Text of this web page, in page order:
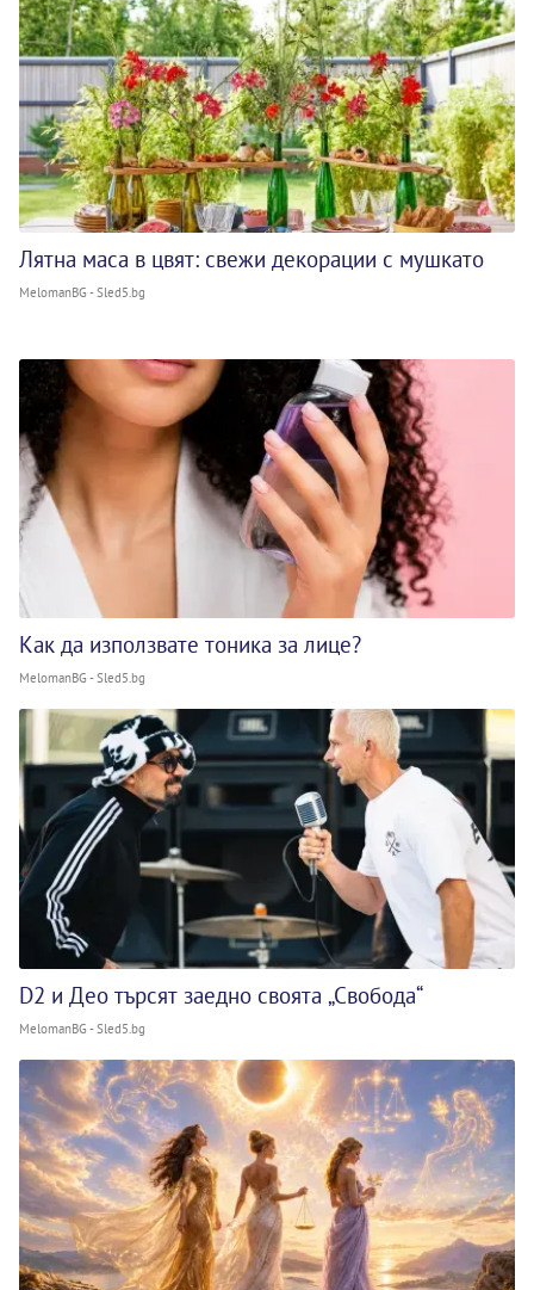
Лятна маса в цвят: свежи декорации с мушкато
MelomanBG - Sled5.bg
Как да използвате тоника за лице?
MelomanBG - Sled5.bg
D2 и Део търсят заедно своята „Свобода“
MelomanBG - Sled5.bg